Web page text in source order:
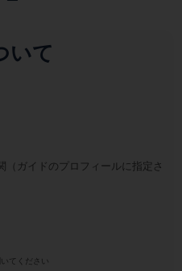
いて
ガイドのプロフィールに指定さ
てください